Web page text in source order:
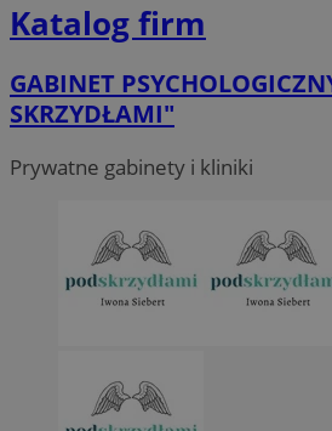
Katalog firm
GABINET
SKRZYDŁAMI"
Prywatne gabinety i kliniki